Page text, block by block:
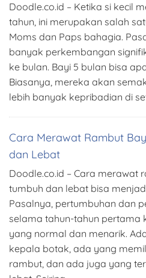
Doodle.co.id – Ketika si kecil
tahun, ini merupakan salah
Moms dan Paps bahagia.
banyak perkembangan
ke bulan. Bayi 5 bulan bisa
Biasanya, mereka akan
lebih banyak kepribadian di
Cara Merawat Rambut
dan Lebat
Doodle.co.id – Cara merawat
tumbuh dan lebat bisa
Pasalnya, pertumbuhan dan
selama tahun-tahun pertama
yang normal dan menarik.
kepala botak, ada yang
rambut, dan ada juga yang